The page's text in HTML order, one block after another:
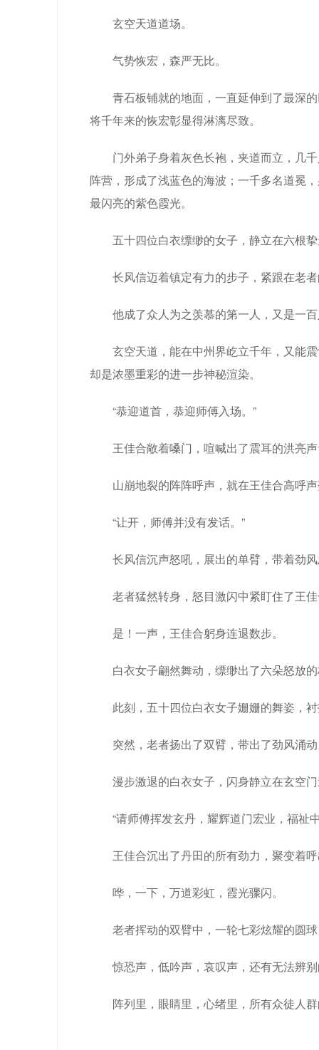
玄空天道道场。
气势恢宏，森严无比。
青石板铺就的地面，一直延伸到了最深
将千年来的恢宏彰显得淋漓尽致。
门外弟子身着灰色长袍，夹道而立，几
阵营，形成了浅蓝色的海波；一千多名道冕
最闪亮的紫色霞光。
五十四位白衣缥缈的女子，静立在六根
长风信迈着镇定有力的步子，紧跟在老
他成了众人为之羡慕的第一人，又是一
玄空天道，能在中州界屹立千年，又能
却是浓墨重彩的进一步神秘渲染。
“恭迎道首，恭迎师傅入场。”
王佳合敞着嗓门，喧喊出了震耳的洪亮
山崩地裂的阵阵呼声，就在王佳合高呼
“让开，师傅并没有发话。”
长风信沉声怒吼，展出的单臂，带着劲
老者猛然转身，怒目激闪中紧盯住了王
是！一声，王佳合躬身连退数步。
白衣女子翩然舞动，缥缈出了六朵怒放
此刻，五十四位白衣女子姗姗的舞姿，
突然，老者扬出了双臂，带出了劲风涌
漫步激退的白衣女子，闪身静立在玄空
“请师傅挥发玄丹，耀辉道门宏业，福祉
王佳合沉出了丹田的所有劲力，聚变着
哗，一下，万道彩虹，霞光骤闪。
老者挥动的双臂中，一轮七彩炫耀的圆
惊恐声，低吟声，哀叹声，还有无法辨
阵列里，眼睛里，心绪里，所有众徒人